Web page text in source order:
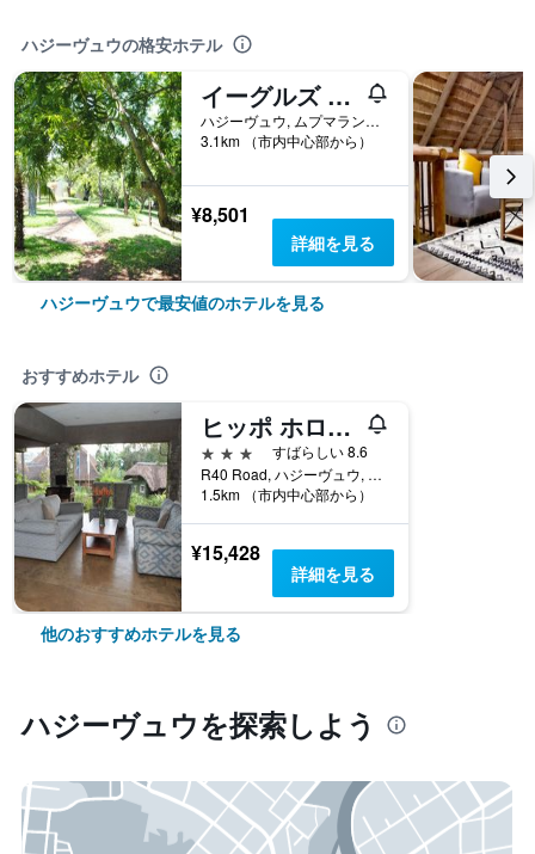
ハジーヴュウの格安ホテル
イーグルズ ネスト シャレー
ハジーヴュウ, ムプマランガ州, 南アフリカ
3.1km （市内中心部から）
¥8,501
詳細を見る
ハジーヴュウで最安値のホテルを見る
おすすめホテル
ヒッポ ホロー カントリー エステート
3つ星
すばらしい 8.6
R40 Road, ハジーヴュウ, ムプマランガ州, 南アフリカ
1.5km （市内中心部から）
¥15,428
詳細を見る
他のおすすめホテルを見る
ハジーヴュウ​を探索しよう